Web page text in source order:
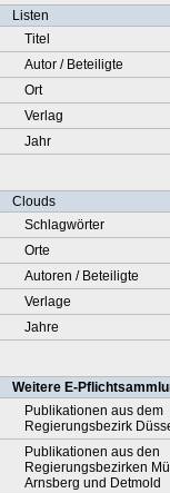
Listen
Titel
Autor / Beteiligte
Ort
Verlag
Jahr
Clouds
Schlagwörter
Orte
Autoren / Beteiligte
Verlage
Jahre
Weitere E-
Publikationen aus dem
Regierungsbezirk
Publikationen aus den
Regierungsbezirken
Arnsberg und Detmold